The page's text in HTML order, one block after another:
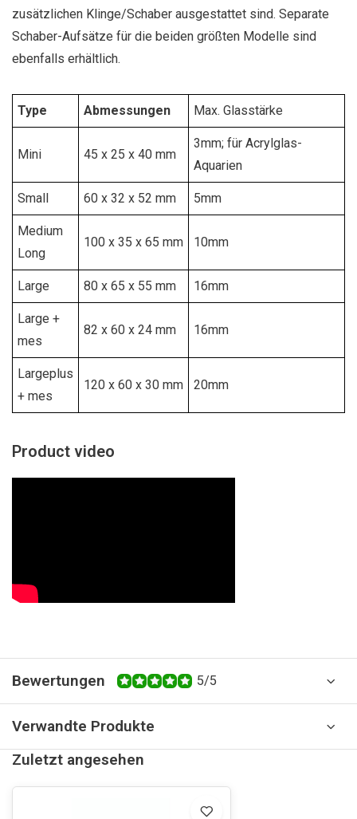
zusätzlichen Klinge/Schaber ausgestattet sind. Separate
Schaber-Aufsätze für die beiden größten Modelle sind
ebenfalls erhältlich.
Type Abmessungen Max. Glasstärke
Mini 45 x 25 x 40 mm
3mm; für Acrylglas-
Aquarien
Small 60 x 32 x 52 mm 5mm
Medium
Long
100 x 35 x 65 mm 10mm
Large 80 x 65 x 55 mm 16mm
Large +
mes
82 x 60 x 24 mm 16mm
Largeplus
+ mes
120 x 60 x 30 mm 20mm
Product video
Bewertungen 5/5
Verwandte Produkte
Zuletzt angesehen